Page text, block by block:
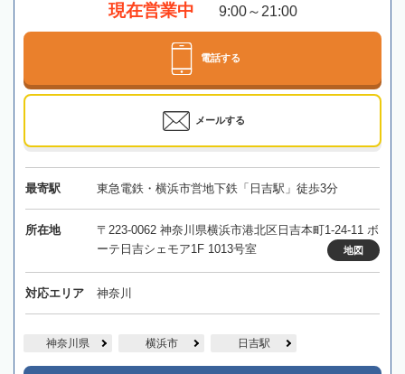
現在営業中 9:00～21:00
電話する
メールする
最寄駅 東急電鉄・横浜市営地下鉄「日吉駅」徒歩3分
所在地
〒223-0062 神奈川県横浜市港北区日吉本町1-24-11 ボ
ーテ日吉シェモア1F 1013号室
地図
対応エリア 神奈川
神奈川県 横浜市 日吉駅